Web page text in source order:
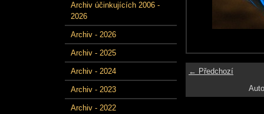
Archiv účinkujících 2006 -
2026
Archiv - 2026
Archiv - 2025
Archiv - 2024
Archiv - 2023
Archiv - 2022
← Předchozí